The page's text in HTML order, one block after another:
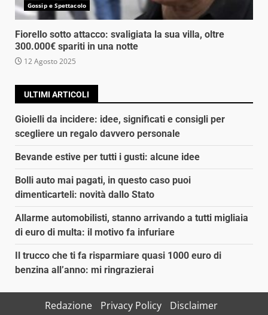
Gossip e Spettacolo
Fiorello sotto attacco: svaligiata la sua villa, oltre
300.000€ spariti in una notte
12 Agosto 2025
ULTIMI ARTICOLI
Gioielli da incidere: idee, significati e consigli per
scegliere un regalo davvero personale
Bevande estive per tutti i gusti: alcune idee
Bolli auto mai pagati, in questo caso puoi
dimenticarteli: novità dallo Stato
Allarme automobilisti, stanno arrivando a tutti migliaia
di euro di multa: il motivo fa infuriare
Il trucco che ti fa risparmiare quasi 1000 euro di
benzina all’anno: mi ringrazierai
Redazione Privacy Policy Disclaimer